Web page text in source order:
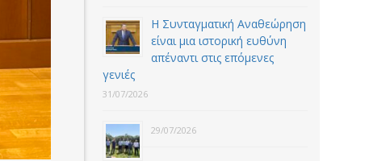
Η Συνταγματική Αναθεώρηση
είναι μια ιστορική ευθύνη
απέναντι στις επόμενες
γενιές
31/07/2026
29/07/2026